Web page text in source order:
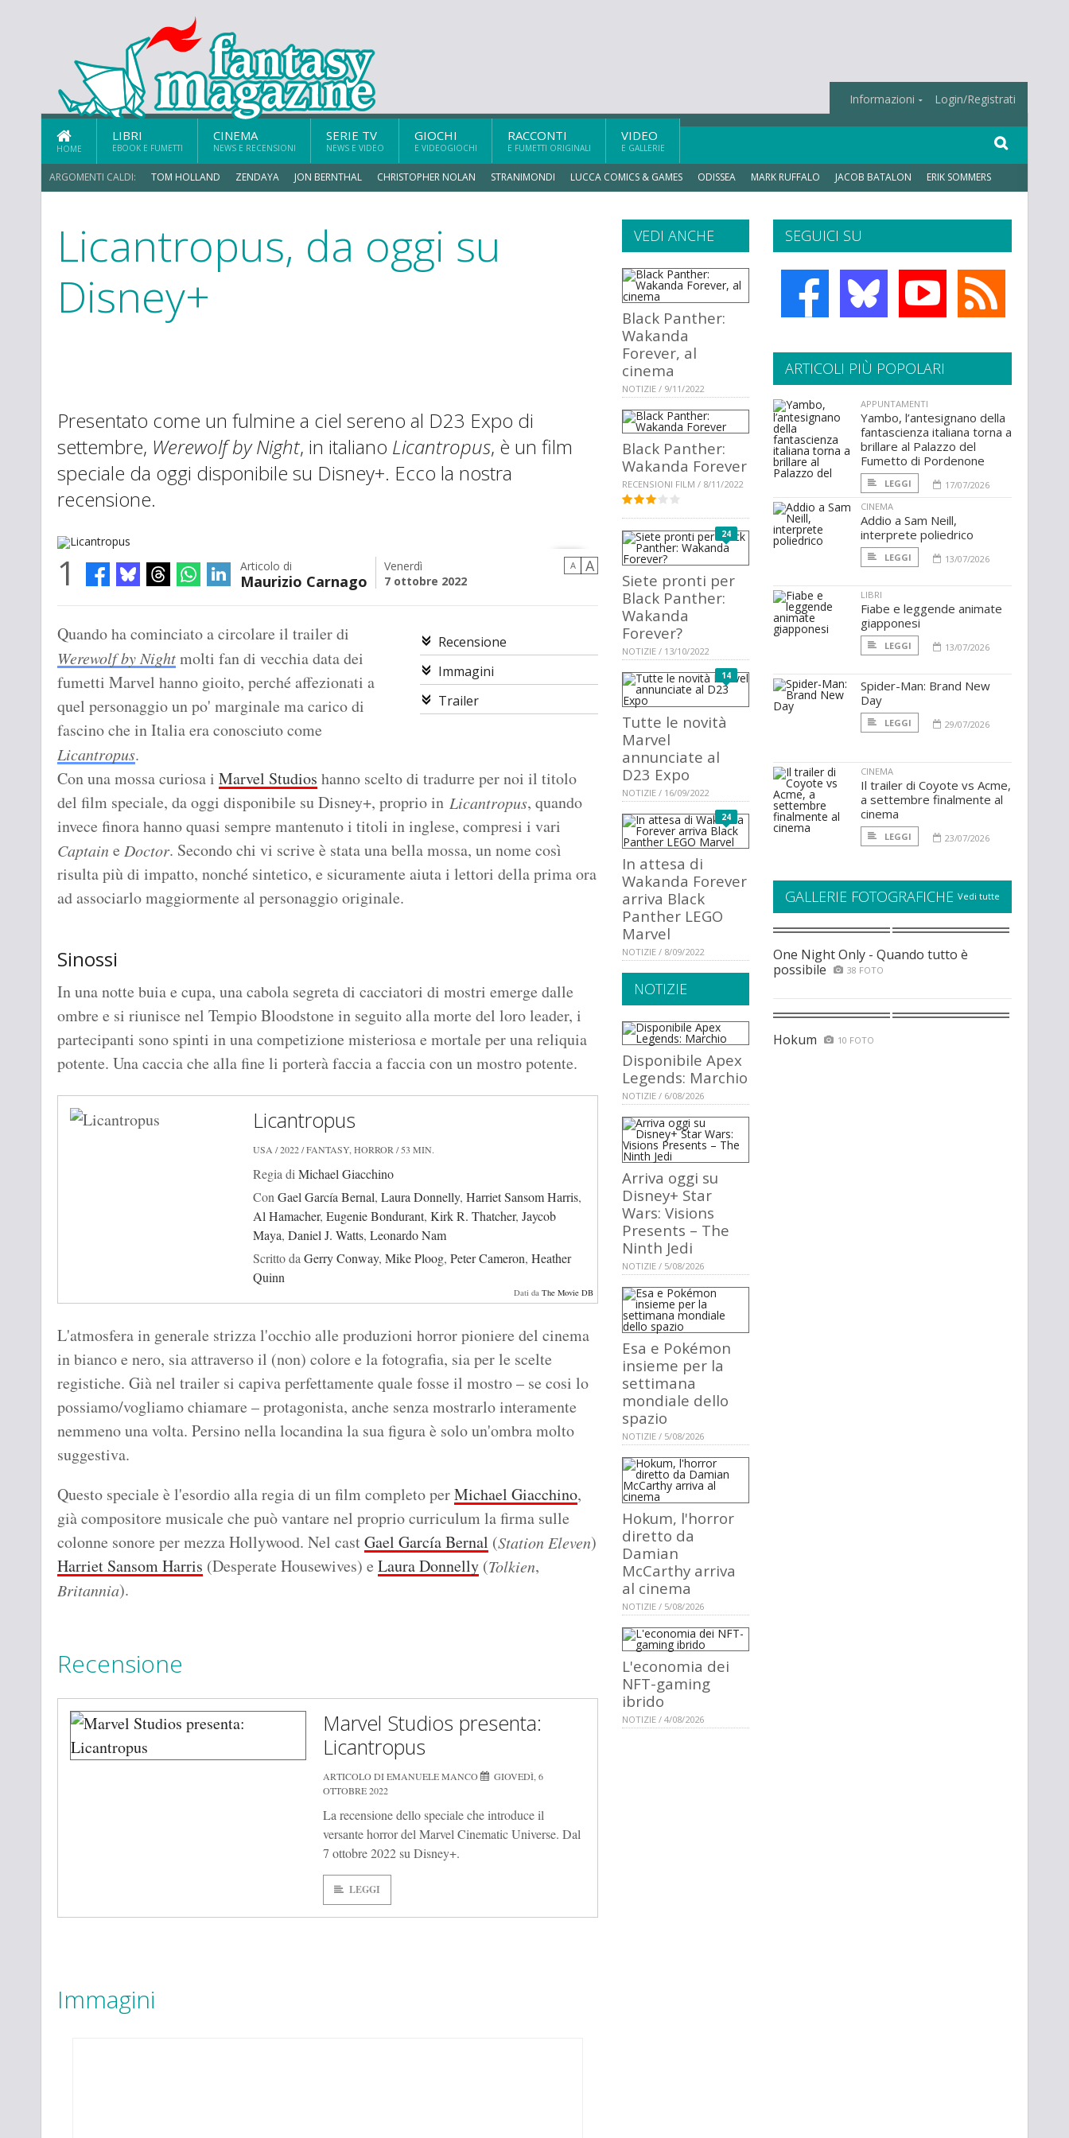
Informazioni Login/Registrati
HOME
LIBRI
EBOOK E FUMETTI
CINEMA
NEWS E RECENSIONI
SERIE TV
NEWS E VIDEO
GIOCHI
E VIDEOGIOCHI
RACCONTI
E FUMETTI ORIGINALI
VIDEO
E GALLERIE
ARGOMENTI CALDI: TOM HOLLAND ZENDAYA JON BERNTHAL CHRISTOPHER NOLAN STRANIMONDI LUCCA COMICS & GAMES ODISSEA MARK RUFFALO JACOB BATALON ERIK SOMMERS
Licantropus, da oggi su
Disney+
Presentato come un fulmine a ciel sereno al D23 Expo di
settembre, Werewolf by Night, in italiano Licantropus, è un film
speciale da oggi disponibile su Disney+. Ecco la nostra
recensione.
1 Articolo di
Maurizio Carnago
Venerdì
7 ottobre 2022
A A
Recensione
Immagini
Trailer
Quando ha cominciato a circolare il trailer di
Werewolf by Nightmolti fan di vecchia data dei
fumetti Marvel hanno gioito, perché affezionati a
quel personaggio un po' marginale ma carico di
fascino che in Italia era conosciuto come
Licantropus.
Con una mossa curiosa i Marvel Studios hanno scelto di tradurre per noi il titolo
del film speciale, da oggi disponibile su Disney+, proprio in Licantropus, quando
invece finora hanno quasi sempre mantenuto i titoli in inglese, compresi i vari
Captaine Doctor. Secondo chi vi scrive è stata una bella mossa, un nome così
risulta più di impatto, nonché sintetico, e sicuramente aiuta i lettori della prima ora
ad associarlo maggiormente al personaggio originale.
Sinossi
In una notte buia e cupa, una cabola segreta di cacciatori di mostri emerge dalle
ombre e si riunisce nel Tempio Bloodstone in seguito alla morte del loro leader, i
partecipanti sono spinti in una competizione misteriosa e mortale per una reliquia
potente. Una caccia che alla fine li porterà faccia a faccia con un mostro potente.
Licantropus
USA / 2022 / FANTASY, HORROR / 53 MIN.
Regia diMichael Giacchino
ConGael García Bernal, Laura Donnelly, Harriet Sansom Harris,
Al Hamacher, Eugenie Bondurant, Kirk R. Thatcher, Jaycob
Maya, Daniel J. Watts, Leonardo Nam
Scritto daGerry Conway, Mike Ploog, Peter Cameron, Heather
Quinn
Dati da The Movie DB
L'atmosfera in generale strizza l'occhio alle produzioni horror pioniere del cinema
in bianco e nero, sia attraverso il (non) colore e la fotografia, sia per le scelte
registiche. Già nel trailer si capiva perfettamente quale fosse il mostro – se cosi lo
possiamo/vogliamo chiamare – protagonista, anche senza mostrarlo interamente
nemmeno una volta. Persino nella locandina la sua figura è solo un'ombra molto
suggestiva.
Questo speciale è l'esordio alla regia di un film completo perMichael Giacchino,
già compositore musicale che può vantare nel proprio curriculum la firma sulle
colonne sonore per mezza Hollywood. Nel castGael García Bernal (Station Eleven)
Harriet Sansom Harris (Desperate Housewives) e Laura Donnelly (Tolkien,
Britannia).
Recensione
Marvel Studios presenta:
Licantropus
ARTICOLO DI EMANUELE MANCO
GIOVEDÌ, 6
OTTOBRE 2022
La recensione dello speciale che introduce il
versante horror del Marvel Cinematic Universe. Dal
7 ottobre 2022 su Disney+.
LEGGI
Immagini
SEGUICI SU
VEDI ANCHE
Black Panther:
Wakanda
Forever, al
cinema
NOTIZIE / 9/11/2022
Black Panther:
Wakanda Forever
RECENSIONI FILM / 8/11/2022
24
Siete pronti per
Black Panther:
Wakanda
Forever?
NOTIZIE / 13/10/2022
14
Tutte le novità
Marvel
annunciate al
D23 Expo
NOTIZIE / 16/09/2022
24
In attesa di
Wakanda Forever
arriva Black
Panther LEGO
Marvel
NOTIZIE / 8/09/2022
NOTIZIE
Disponibile Apex
Legends: Marchio
NOTIZIE / 6/08/2026
Arriva oggi su
Disney+ Star
Wars: Visions
Presents – The
Ninth Jedi
NOTIZIE / 5/08/2026
Esa e Pokémon
insieme per la
settimana
mondiale dello
spazio
NOTIZIE / 5/08/2026
Hokum, l'horror
diretto da
Damian
McCarthy arriva
al cinema
NOTIZIE / 5/08/2026
L'economia dei
NFT-gaming
ibrido
NOTIZIE / 4/08/2026
ARTICOLI PIÙ POPOLARI
APPUNTAMENTI
Yambo, l’antesignano della
fantascienza italiana torna a
brillare al Palazzo del
Fumetto di Pordenone
LEGGI
17/07/2026
CINEMA
Addio a Sam Neill,
interprete poliedrico
LEGGI 13/07/2026
LIBRI
Fiabe e leggende animate
giapponesi
LEGGI 13/07/2026
Spider-Man: Brand New
Day
LEGGI 29/07/2026
CINEMA
Il trailer di Coyote vs Acme,
a settembre finalmente al
cinema
LEGGI 23/07/2026
GALLERIE FOTOGRAFICHE Vedi tutte
One Night Only - Quando tutto è
possibile
38 FOTO
Hokum 10 FOTO